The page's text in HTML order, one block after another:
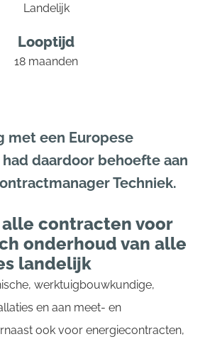
Landelijk
Looptijd
18 maanden
met een Europese
daardoor behoefte aan
Techniek.
alle contracten voor
onderhoud van alle
landelijk
werktuigbouwkundige,
en aan meet- en
ook voor energiecontracten,